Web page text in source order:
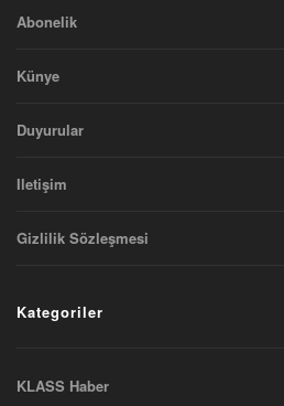
Abonelik
Künye
Duyurular
Iletişim
Gizlilik Sözleşmesi
Kategoriler
KLASS Haber